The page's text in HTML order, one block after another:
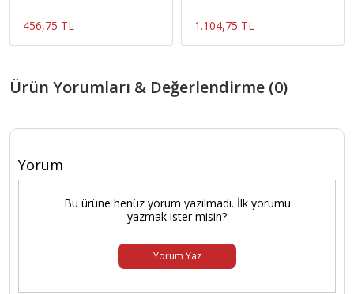
456,75 TL 1.104,75 TL
Ürün Yorumları & Değerlendirme (0)
Yorum
Bu ürüne henüz yorum yazılmadı. İlk yorumu
yazmak ister misin?
Yorum Yaz